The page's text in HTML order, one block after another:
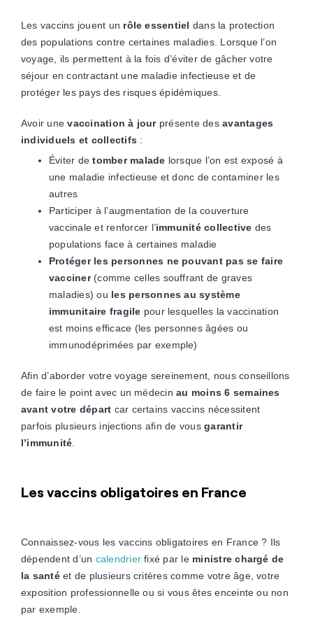
Les vaccins jouent un rôle essentiel dans la protection
des populations contre certaines maladies. Lorsque l’on
voyage, ils permettent à la fois d’éviter de gâcher votre
séjour en contractant une maladie infectieuse et de
protéger les pays des risques épidémiques.
Avoir unevaccination à jourprésente desavantages
individuels et collectifs :
Éviter detomber malade lorsque l’on est exposé à
une maladie infectieuse et donc de contaminer les
autres
Participer à l’augmentation de la couverture
vaccinale et renforcer l’immunité collective des
populations face à certaines maladie
Protéger les personnes ne pouvant pas se faire
vacciner(comme celles souffrant de graves
maladies) ou les personnes au système
immunitaire fragile pour lesquelles la vaccination
est moins efficace (les personnes âgées ou
immunodéprimées par exemple)
Afin d’aborder votre voyage sereinement, nous conseillons
de faire le point avec un médecinau moins 6 semaines
avant votre départ car certains vaccins nécessitent
parfois plusieurs injections afin de vousgarantir
l’immunité
Les vaccins obligatoires en France
Connaissez-vous les vaccins obligatoires en France ? Ils
dépendent d’un calendrier fixé par le ministre chargé de
la santéet de plusieurs critères comme votre âge, votre
exposition professionnelle ou si vous êtes enceinte ou non
par exemple.